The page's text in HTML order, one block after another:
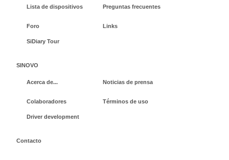
Lista de dispositivos Preguntas frecuentes
Foro Links
SiDiary Tour
SINOVO
Acerca de... Noticias de prensa
Colaboradores Términos de uso
Driver development
Contacto